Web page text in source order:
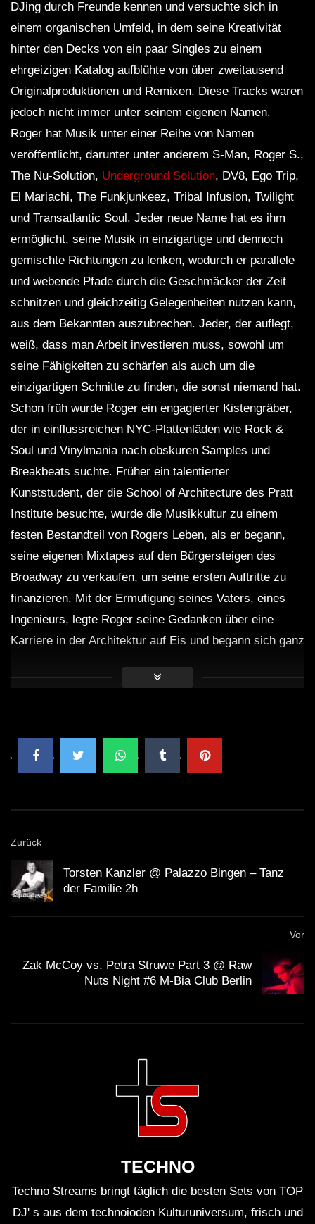
DJing durch Freunde kennen und versuchte sich in
einem organischen Umfeld, in dem seine Kreativität
hinter den Decks von ein paar Singles zu einem
ehrgeizigen Katalog aufblühte von über zweitausend
Originalproduktionen und Remixen. Diese Tracks waren
jedoch nicht immer unter seinem eigenen Namen.
Roger hat Musik unter einer Reihe von Namen
veröffentlicht, darunter unter anderem S-Man, Roger S.,
The Nu-Solution, Underground Solution, DV8, Ego Trip,
El Mariachi, The Funkjunkeez, Tribal Infusion, Twilight
und Transatlantic Soul. Jeder neue Name hat es ihm
ermöglicht, seine Musik in einzigartige und dennoch
gemischte Richtungen zu lenken, wodurch er parallele
und webende Pfade durch die Geschmäcker der Zeit
schnitzen und gleichzeitig Gelegenheiten nutzen kann,
aus dem Bekannten auszubrechen. Jeder, der auflegt,
weiß, dass man Arbeit investieren muss, sowohl um
seine Fähigkeiten zu schärfen als auch um die
einzigartigen Schnitte zu finden, die sonst niemand hat.
Schon früh wurde Roger ein engagierter Kistengräber,
der in einflussreichen NYC-Plattenläden wie Rock &
Soul und Vinylmania nach obskuren Samples und
Breakbeats suchte. Früher ein talentierter
Kunststudent, der die School of Architecture des Pratt
Institute besuchte, wurde die Musikkultur zu einem
festen Bestandteil von Rogers Leben, als er begann,
seine eigenen Mixtapes auf den Bürgersteigen des
Broadway zu verkaufen, um seine ersten Auftritte zu
finanzieren. Mit der Ermutigung seines Vaters, eines
Ingenieurs, legte Roger seine Gedanken über eine
Karriere in der Architektur auf Eis und begann sich ganz
„Dreamworld“ erschien 1990 unter dem Namen Egotrip
sein DJing ernst zu nehmen. Bald veröffentlichte er
Solution, was zu seiner ersten Tour führte. Seitdem hat
eine Vielzahl von Künstlern wie Michael Jackson, The
Police, Diana Ross, Jamiroquai, Maroon 5 und sogar
die So-Cal-Punk-Pop-Gruppe No Doubt, für den er 2003
mit dem Song „Hella Good“ einen Grammy für die beste
Remix-Aufnahme gewann. Website:
http://www.djmag.com Top 100 DJs:
http://on.fb.me/1tr9sNh Twitter: http://bit.ly/1AxeMR6
http://bit.ly/1pE3QIU Mixcloud: http://bit.ly/UK6i8
Streaming nicht gerade viel verdienen, sie am besten
direkt unterstützen. Viele Künstler haben die
Möglichkeit für Spenden. Mit dem Spendenbutton unter
Zurück
Torsten Kanzler @ Palazzo Bingen – Tanz
der Familie 2h
Vor
Zak McCoy vs. Petra Struwe Part 3 @ Raw
Nuts Night #6 M-Bia Club Berlin
TECHNO
Techno Streams bringt täglich die besten Sets von TOP
DJ' s aus dem technoioden Kulturuniversum, frisch und